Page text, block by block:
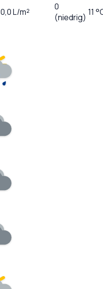
0,0L/m²
0
(niedrig) 11